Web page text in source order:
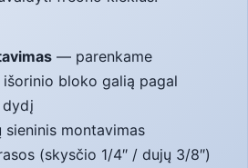
— parenkame
išorinio bloko galią pagal
dydį
montavimas
(skysčio 1/4″ / dujų 3/8″)